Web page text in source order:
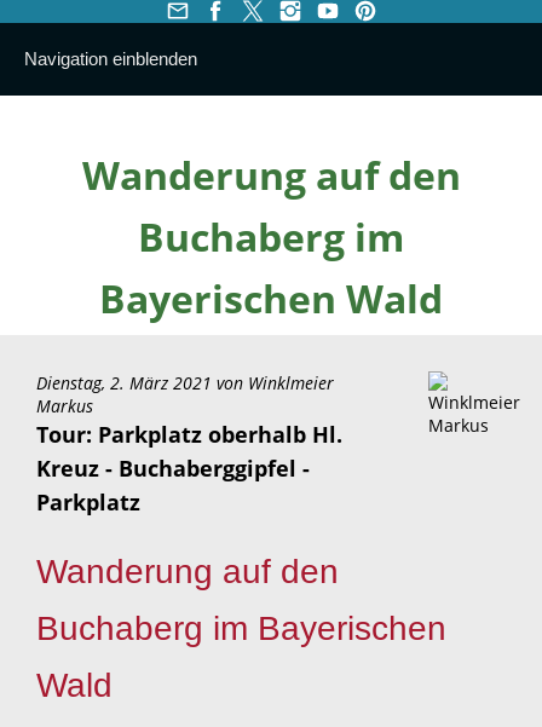
Navigation einblenden
Wanderung auf den
Buchaberg im
Bayerischen Wald
Dienstag, 2. März 2021 von Winklmeier
Markus
Tour: Parkplatz oberhalb Hl.
Kreuz - Buchaberggipfel -
Parkplatz
Wanderung auf den
Buchaberg im Bayerischen
Wald